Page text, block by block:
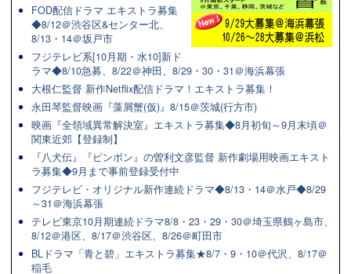
FOD配信ドラマ エキストラ募集
◆8/12＠渋谷区&センター北、
8/13・14＠坂戸市
フジテレビ系[10月期・水10]新ド
ラマ◆8/10急募、8/22＠神田、8/29・30・31＠海浜幕張
大根仁監督 新作Netflix配信ドラマ！エキストラ募集！
永田琴監督映画『藻屑蟹(仮)』8/15＠茨城(行方市)
映画『全領域異常解決室』エキストラ募集◆8月初旬～9月末頃＠
関東近郊【登録制】
『八犬伝』『ピンポン』の曽利文彦監督 新作劇場用映画エキスト
ラ募集◆9月まで事前登録受付中
フジテレビ・オリジナル新作連続ドラマ◆8/13・14＠水戸◆8/29
～31＠海浜幕張
テレビ東京10月期連続ドラマ8/8・23・29・30＠埼玉県鶴ヶ島市、
8/12＠港区、8/17＠渋谷区、8/26＠町田市
BLドラマ「青と碧」エキストラ募集★8/7・9・10＠代沢、8/17＠
稲毛